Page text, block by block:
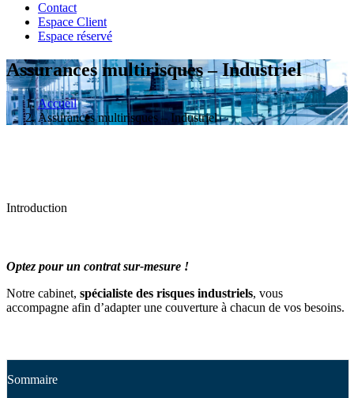
Contact
Espace Client
Espace réservé
Assurances multirisques – Industriel
Accueil
Assurances multirisques – Industriel
Introduction
Optez pour un contrat sur-mesure !
Notre cabinet, spécialiste des risques industriels, vous
accompagne afin d’adapter une couverture à chacun de vos besoins.
Sommaire